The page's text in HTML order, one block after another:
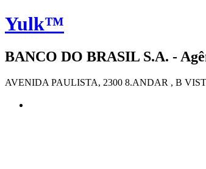
Yulk™
BANCO DO BRASIL S.A. -
AVENIDA PAULISTA, 2300 8.ANDAR , B